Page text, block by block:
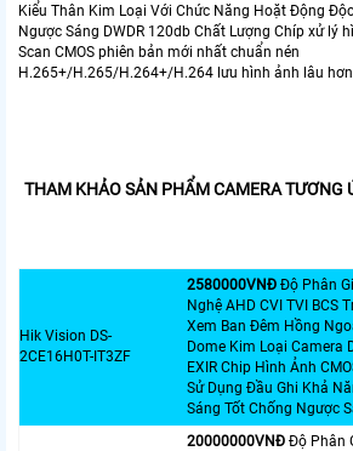
Kiểu Thân Kim Loại Với Chức Năng Hoặt Động
Ngược Sáng DWDR 120db Chất Lượng Chíp xử lý
Scan CMOS phiên bản mới nhất chuẩn nén
H.265+/H.265/H.264+/H.264 lưu hình ảnh lâu
THAM KHẢO SẢN PHẨM CAMERA TƯƠNG
Hik Vision DS-
2CE16H0T-IT3ZF
2580000VNÐ Độ Phân
Nghệ AHD CVI TVI BCS
Xem Ban Đêm Hồng
Dome Kim Loại Camera
EXIR Chip Hình Ảnh
Sử Dụng Đầu Ghi Khả
Sáng Tốt Chống Ngược
20000000VNÐ Độ Phân